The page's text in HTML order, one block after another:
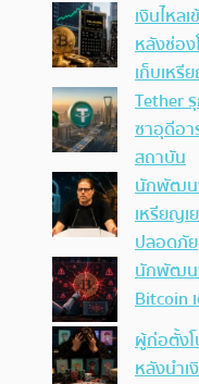
เงินไหล
หลังช่อง
เก็บเหรี
Tether
ซาอุดีอา
สถาบัน
นักพัฒน
เหรียญเ
ปลอดภัย
นักพัฒน
Bitcoin
ผู้ก่อตั้ง
หลังนำเ